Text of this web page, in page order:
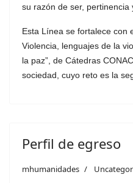
su razón de ser, pertinencia
Esta Línea se fortalece con
Violencia, lenguajes de la
la paz”, de Cátedras
sociedad, cuyo reto es la
Perfil de egreso
mhumanidades